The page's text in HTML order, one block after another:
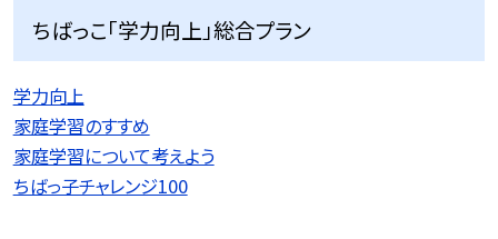
ちばっこ「学力向上」総合プラン
学力向上
家庭学習のすすめ
家庭学習について考えよう
ちばっ子チャレンジ100